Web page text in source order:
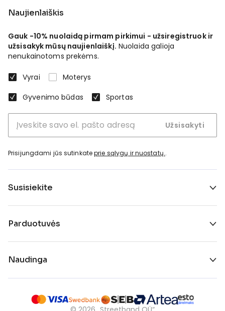
Naujienlaiškis
Gauk -10% nuolaidą pirmam pirkimui - užsiregistruok ir
užsisakyk mūsų naujienlaiškį. Nuolaida galioja
nenukainotoms prekėms.
Vyrai
Moterys
Gyvenimo būdas
Sportas
Užsisakyti
Prisijungdami jūs sutinkateprie sąlygų ir nuostatų..
Susisiekite
Parduotuvės
Naudinga